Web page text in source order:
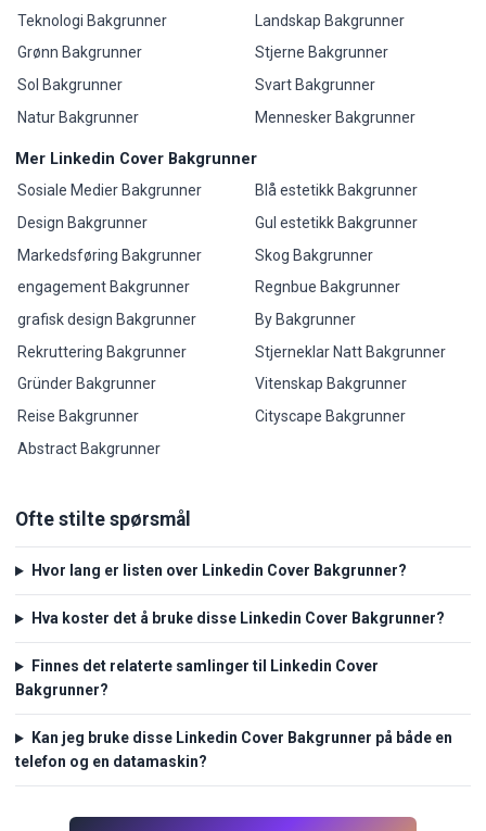
Teknologi Bakgrunner
Grønn Bakgrunner
Sol Bakgrunner
Natur Bakgrunner
Landskap Bakgrunner
Stjerne Bakgrunner
Svart Bakgrunner
Mennesker Bakgrunner
Mer Linkedin Cover Bakgrunner
Sosiale Medier Bakgrunner
Design Bakgrunner
Markedsføring Bakgrunner
engagement Bakgrunner
grafisk design Bakgrunner
Rekruttering Bakgrunner
Gründer Bakgrunner
Reise Bakgrunner
Abstract Bakgrunner
Blå estetikk Bakgrunner
Gul estetikk Bakgrunner
Skog Bakgrunner
Regnbue Bakgrunner
By Bakgrunner
Stjerneklar Natt Bakgrunner
Vitenskap Bakgrunner
Cityscape Bakgrunner
Ofte stilte spørsmål
Hvor lang er listen over Linkedin Cover Bakgrunner?
Hva koster det å bruke disse Linkedin Cover Bakgrunner?
Finnes det relaterte samlinger til Linkedin Cover
Bakgrunner?
Kan jeg bruke disse Linkedin Cover Bakgrunner på både en
telefon og en datamaskin?